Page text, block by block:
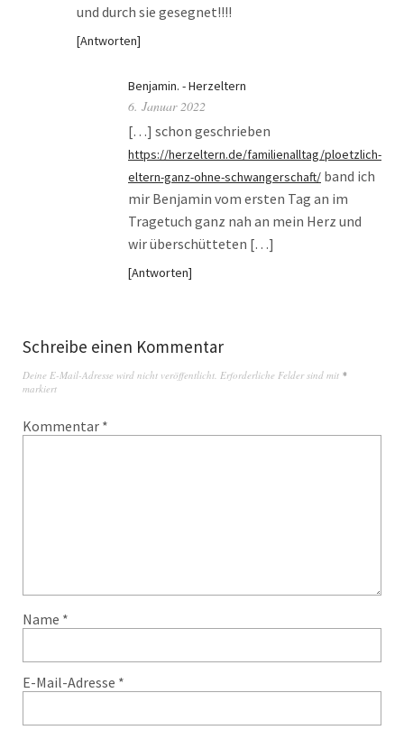
und durch sie gesegnet!!!!
Antworten
Benjamin. - Herzeltern
6. Januar 2022
[…] schon geschrieben
https://herzeltern.de/familienalltag/ploetzlich-
eltern-ganz-ohne-schwangerschaft/ band ich
mir Benjamin vom ersten Tag an im
Tragetuch ganz nah an mein Herz und
wir überschütteten […]
Antworten
Schreibe einen Kommentar
Deine E-Mail-Adresse wird nicht veröffentlicht. Erforderliche Felder sind mit *
markiert
Kommentar *
Name *
E-Mail-Adresse *